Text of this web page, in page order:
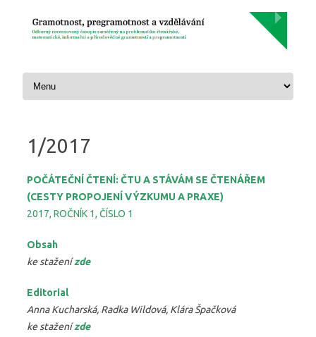
Skip to content
1/2017
POČÁTEČNÍ ČTENÍ: ČTU A STÁVÁM SE ČTENÁŘEM
(CESTY PROPOJENÍ VÝZKUMU A PRAXE)
2017, ROČNÍK 1, ČÍSLO 1
Obsah
ke staženízde
Editorial
Anna Kucharská, Radka Wildová, Klára Špačková
ke stažení zde